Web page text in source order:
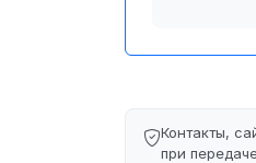
Контакты,
при